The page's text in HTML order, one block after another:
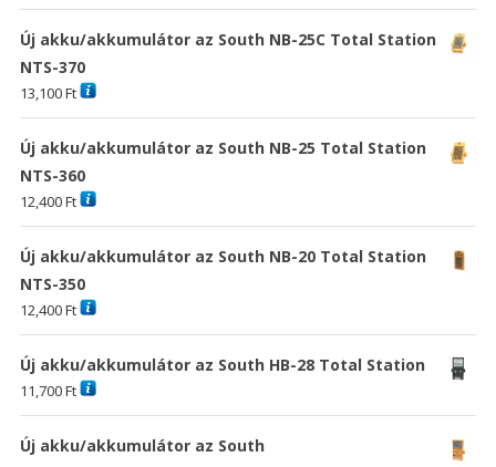
Új akku/akkumulátor az South NB-25C Total Station
NTS-370
13,100Ft
Új akku/akkumulátor az South NB-25 Total Station
NTS-360
12,400Ft
Új akku/akkumulátor az South NB-20 Total Station
NTS-350
12,400Ft
Új akku/akkumulátor az South HB-28 Total Station
11,700Ft
Új akku/akkumulátor az South